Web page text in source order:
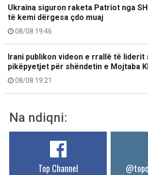
Ukraina siguron raketa Patriot nga
të kemi dërgesa çdo muaj
08/08 19:46
Irani publikon videon e rrallë të liderit
pikëpyetjet për shëndetin e Mojtaba
08/08 19:21
Na ndiqni:
Top Channel